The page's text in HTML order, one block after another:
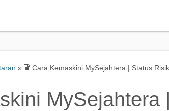
» Cara Kemaskini MySejahtera | Status
MySejahtera